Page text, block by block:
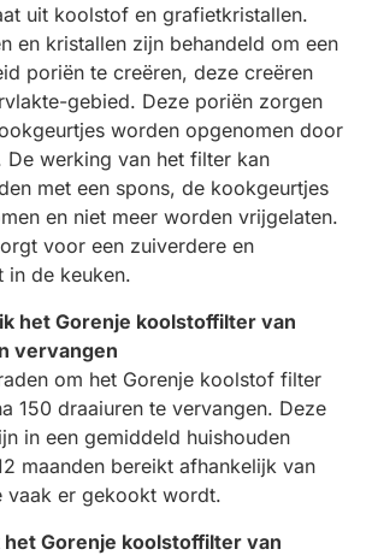
uit koolstof en grafietkristallen.
en kristallen zijn behandeld om een
poriën te creëren, deze creëren
gebied. Deze poriën zorgen
worden opgenomen door
werking van het filter kan
met een spons, de kookgeurtjes
en niet meer worden vrijgelaten.
voor een zuiverdere en
in de keuken.
het Gorenje koolstoffilter van
vervangen
om het Gorenje koolstof filter
150 draaiuren te vervangen. Deze
in een gemiddeld huishouden
maanden bereikt afhankelijk van
vaak er gekookt wordt.
Gorenje koolstoffilter van